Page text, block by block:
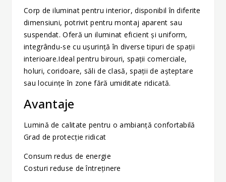
Corp de iluminat pentru interior, disponibil în diferite
dimensiuni, potrivit pentru montaj aparent sau
suspendat. Oferă un iluminat eficient și uniform,
integrându-se cu ușurință în diverse tipuri de spații
interioare.Ideal pentru birouri, spații comerciale,
holuri, coridoare, săli de clasă, spații de așteptare
sau locuințe în zone fără umiditate ridicată.
Avantaje
Lumină de calitate pentru o ambianță confortabilă
Grad de protecție ridicat
Consum redus de energie
Costuri reduse de întreținere